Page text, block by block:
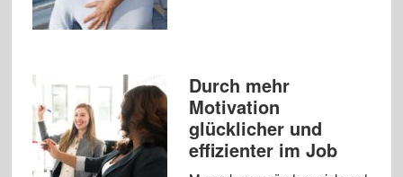
Durch mehr
Motivation
glücklicher und
effizienter im Job